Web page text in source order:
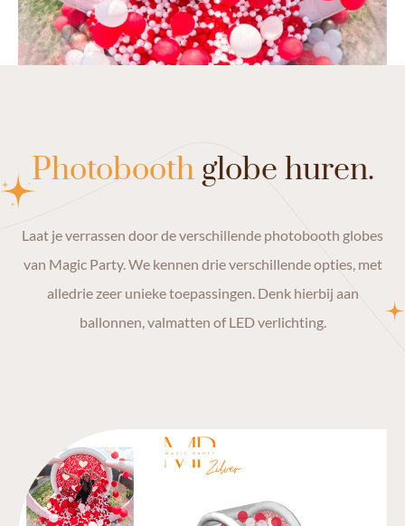
Photoboothglobe huren.
Laat je verrassen door de verschillende photobooth globes
van Magic Party. We kennen drie verschillende opties, met
alledrie zeer unieke toepassingen. Denk hierbij aan
ballonnen, valmatten of LED verlichting.